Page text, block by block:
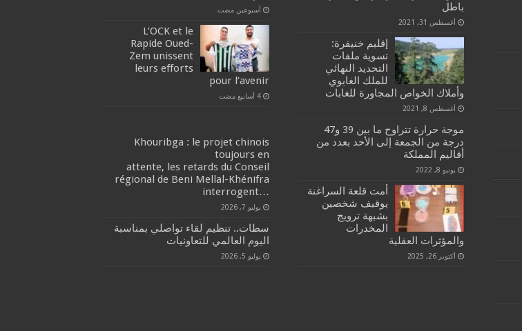
باطل
أغسطس 31, 2021
إقليم خنيفرة:
تسوية ملفات
التحديد النهائي
للملك الغابوي
وأملاك الخواص المجاورة للغابات
أغسطس 8, 2021
موجة حرارة تتراوح ما بين 39 و47
درجة من الجمعة إلى الأحد بعدد من
أقاليم المملكة
يونيو 8, 2022
أمت قلعة السراغنة
يوقيف شخصين
بشبهة ترويج
المخدرات
والمؤثرات العقلية
أكتوبر 26, 2025
‏أسبوعين مضت
L’OCK et le
Rapide Oued-
Zem unissent
leurs efforts
pour l’avenir
‏4 أسابيع مضت
Khouribga : le projet chinois
toujours en
attente, les retards du Conseil
régional de Beni Mellal-Khénifra
…interrogent
يوليو 7, 2026
سطات.. تنظيم لقاء تواصلي بمناسبة
اليوم العالمي للتعاونيات
يوليو 5, 2026